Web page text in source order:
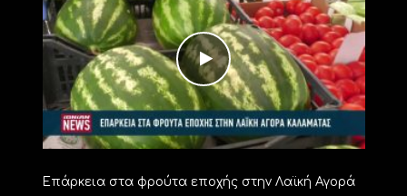
Επάρκεια στα φρούτα εποχής στην Λαϊκή Αγορά